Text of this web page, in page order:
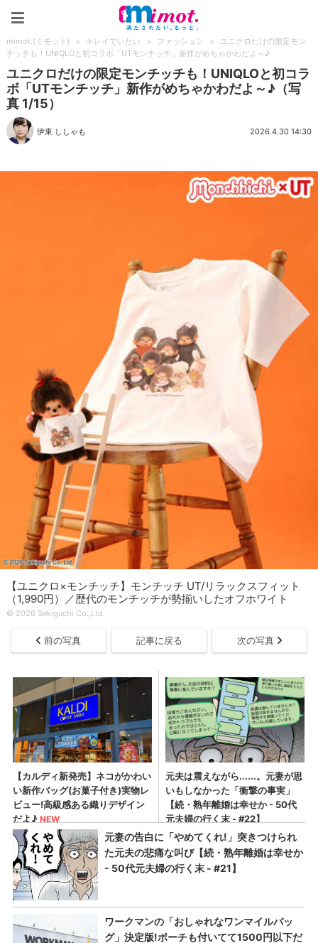
mimot.(ミモット) > キレイでいたい > ファッション >
ユニクロだけの限定モン
チッチも！UNIQLOと初コラボ「UTモンチッチ」新作がめちゃかわだよ～♪
ユニクロだけの限定モンチッチも！UNIQLOと初コラ
ボ「UTモンチッチ」新作がめちゃかわだよ～♪（写
真 1/15）
伊東 ししゃも 2026.4.30 14:30
【ユニクロ×モンチッチ】モンチッチ UT/リラックスフィット
（1,990円）／歴代のモンチッチが勢揃いしたオフホワイト
© 2026 Sekiguchi Co.,Ltd.
前の写真 記事に戻る 次の写真